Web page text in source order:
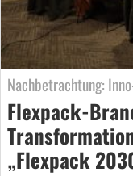
Nachbetrachtung:
Flexpack-
„Flexpack